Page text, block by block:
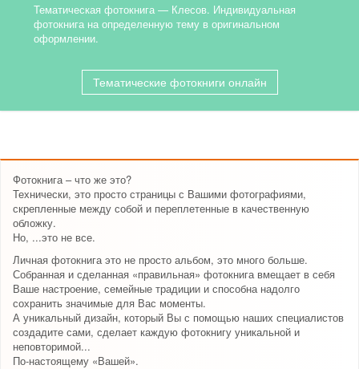
Тематическая фотокнига — Клесов. Индивидуальная
фотокнига на определенную тему в оригинальном
оформлении.
Тематические фотокниги онлайн
Фотокнига – что же это?
Технически, это просто страницы с Вашими фотографиями,
скрепленные между собой и переплетенные в качественную
обложку.
Но, ...это не все.
Личная фотокнига это не просто альбом, это много больше.
Собранная и сделанная «правильная» фотокнига вмещает в себя
Ваше настроение, семейные традиции и способна надолго
сохранить значимые для Вас моменты.
А уникальный дизайн, который Вы с помощью наших специалистов
создадите сами, сделает каждую фотокнигу уникальной и
неповторимой...
По-настоящему «Вашей».